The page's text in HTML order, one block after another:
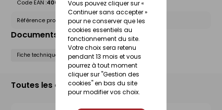
Vous pouvez cliquer sur «
Continuer sans accepter »
pour ne conserver que les
cookies essentiels au
fonctionnement du site.
Votre choix sera retenu
pendant 13 mois et vous
pourrez à tout moment
cliquer sur "Gestion des
cookies" en bas du site
pour modifier vos choix.
Code EAN :4006209335123
Référence produit nationale Gedimat :21098475
Documents liés
Fiche technique
Toutes les déclinaisons